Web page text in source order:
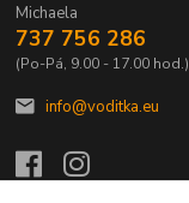
Michaela
737 756 286
(Po-Pá, 9.00 - 17.00 hod.)
info@voditka.eu